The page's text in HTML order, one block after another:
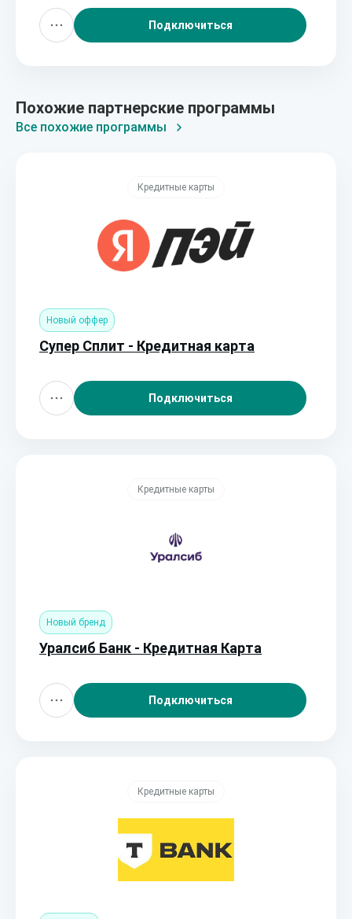
Подключиться
Похожие партнерские программы
Все похожие программы
Кредитные карты
Новый оффер
Супер Сплит - Кредитная карта
Подключиться
Кредитные карты
Новый бренд
Уралсиб Банк - Кредитная Карта
Подключиться
Кредитные карты